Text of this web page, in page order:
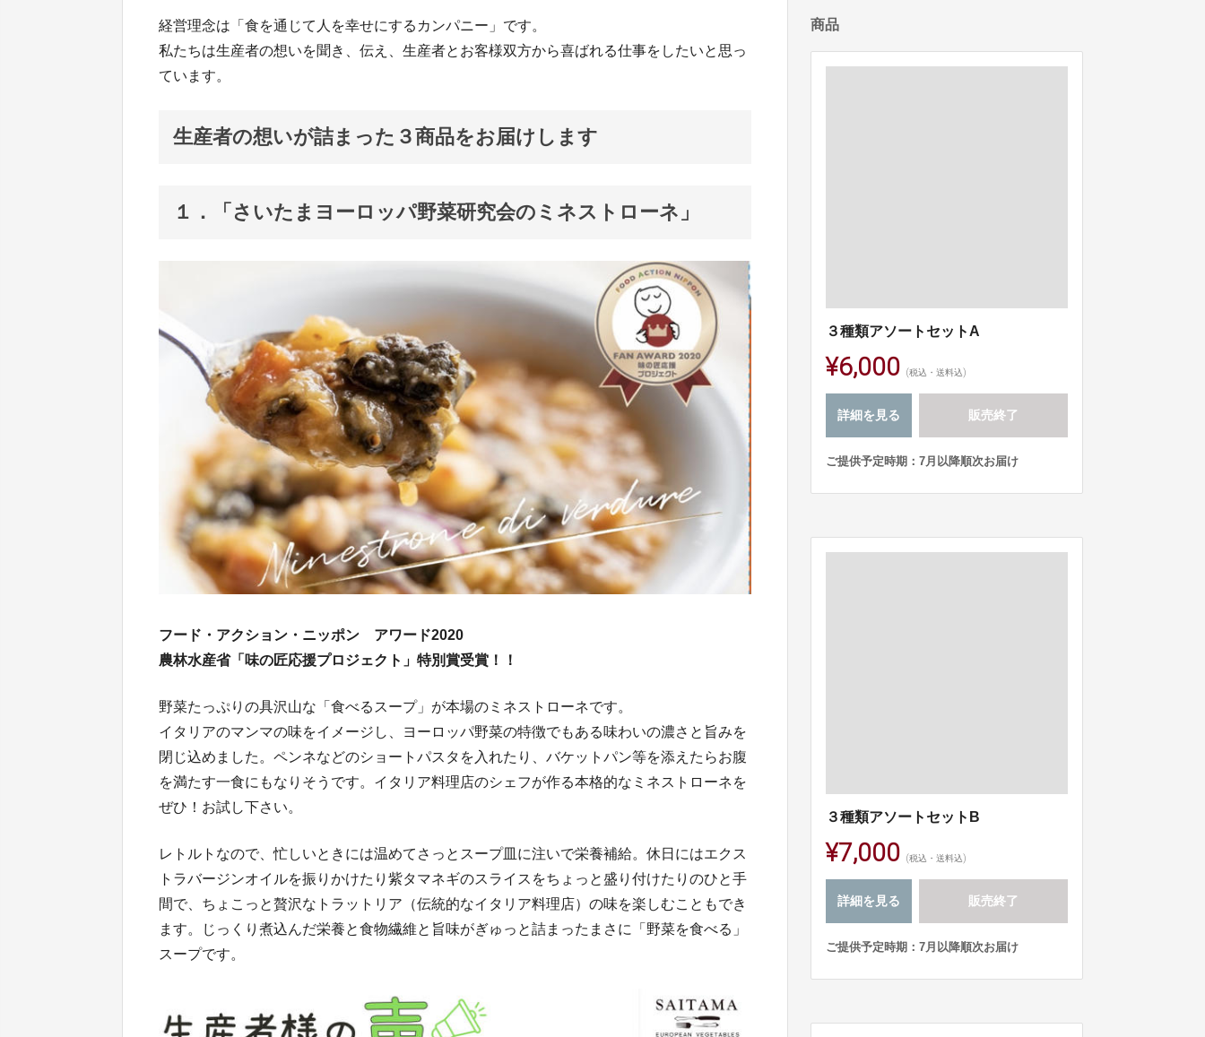
経営理念は「食を通じて人を幸せにするカンパニー」です。
私たちは生産者の想いを聞き、伝え、生産者とお客様双方から喜ばれる仕事をしたいと思っ
ています。
生産者の想いが詰まった３商品をお届けします
１．「さいたまヨーロッパ野菜研究会のミネストローネ」
フード・アクション・ニッポン アワード2020
農林水産省「味の匠応援プロジェクト」特別賞受賞！！
野菜たっぷりの具沢山な「食べるスープ」が本場のミネストローネです。
イタリアのマンマの味をイメージし、ヨーロッパ野菜の特徴でもある味わいの濃さと旨みを
閉じ込めました。ペンネなどのショートパスタを入れたり、バケットパン等を添えたらお腹
を満たす一食にもなりそうです。イタリア料理店のシェフが作る本格的なミネストローネを
ぜひ！お試し下さい。
レトルトなので、忙しいときには温めてさっとスープ皿に注いで栄養補給。休日にはエクス
トラバージンオイルを振りかけたり紫タマネギのスライスをちょっと盛り付けたりのひと手
間で、ちょこっと贅沢なトラットリア（伝統的なイタリア料理店）の味を楽しむこともでき
ます。じっくり煮込んだ栄養と食物繊維と旨味がぎゅっと詰まったまさに「野菜を食べる」
スープです。
商品
３種類アソートセットA
¥6,000 (税込・送料込)
詳細を見る 販売終了
ご提供予定時期：7月以降順次お届け
３種類アソートセットB
¥7,000 (税込・送料込)
詳細を見る 販売終了
ご提供予定時期：7月以降順次お届け